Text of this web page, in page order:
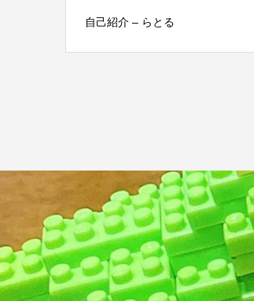
自己紹介 – らとる